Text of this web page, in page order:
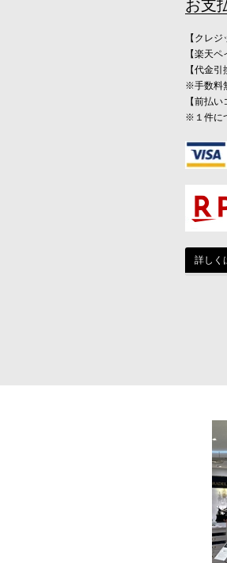
お支
【クレジ
【楽天ペ
【代金
※手数料
【前払い
※１件に
詳しく